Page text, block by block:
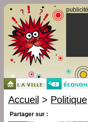
publicité
Accueil > Politique
Partager sur :
Panneau de gestion des cookies